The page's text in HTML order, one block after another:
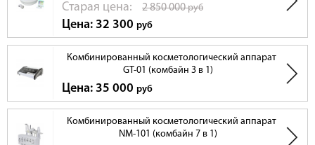
Cтарая цена: 2 850 000руб
Цена: 32 300 руб
Комбинированный косметологический аппарат
GT-01 (комбайн 3 в 1)
Цена: 35 000 руб
Комбинированный косметологический аппарат
NM-101 (комбайн 7 в 1)